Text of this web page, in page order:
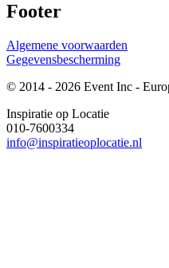
Footer
Algemene voorwaarden
Gegevensbescherming
© 2014 - 2026 Event Inc -
Inspiratie op Locatie
010-7600334
info@inspiratieoplocatie.nl